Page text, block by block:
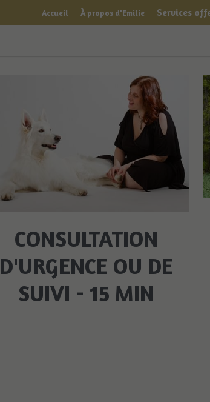
Accueil À propos d'Emilie Services
CONSULTATION
D'URGENCE OU DE
SUIVI - 15 MIN